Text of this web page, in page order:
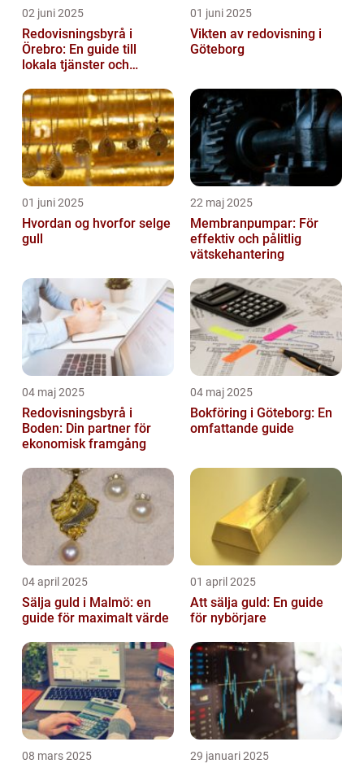
02 juni 2025
Redovisningsbyrå i
Örebro: En guide till
lokala tjänster och
01 juni 2025
Vikten av redovisning i
Göteborg
01 juni 2025
Hvordan og hvorfor selge
gull
22 maj 2025
Membranpumpar: För
effektiv och pålitlig
vätskehantering
04 maj 2025
Redovisningsbyrå i
Boden: Din partner för
ekonomisk framgång
04 maj 2025
Bokföring i Göteborg: En
omfattande guide
04 april 2025
Sälja guld i Malmö: en
guide för maximalt värde
01 april 2025
Att sälja guld: En guide
för nybörjare
08 mars 2025 29 januari 2025